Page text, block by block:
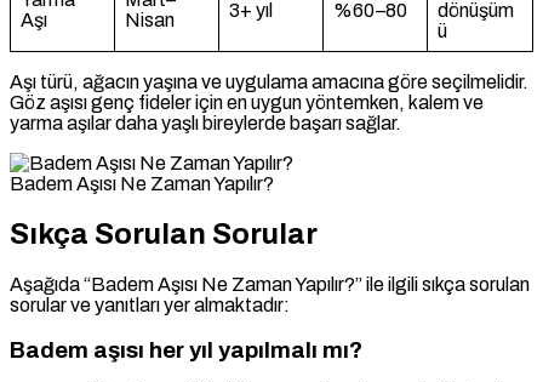
Aşı
Nisan
3+ yıl %60–80
dönüşüm
ü
Aşı türü, ağacın yaşına ve uygulama amacına göre seçilmelidir.
Göz aşısı genç fideler için en uygun yöntemken, kalem ve
yarma aşılar daha yaşlı bireylerde başarı sağlar.
Badem Aşısı Ne Zaman Yapılır?
Sıkça Sorulan Sorular
Aşağıda “Badem Aşısı Ne Zaman Yapılır?” ile ilgili sıkça sorulan
sorular ve yanıtları yer almaktadır:
Badem aşısı her yıl yapılmalı mı?